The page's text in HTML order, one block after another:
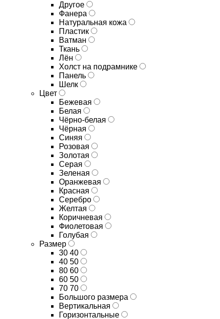
Другое
Фанера
Натуральная кожа
Пластик
Ватман
Ткань
Лён
Холст на подрамнике
Панель
Шелк
Цвет
Бежевая
Белая
Чёрно-белая
Чёрная
Синяя
Розовая
Золотая
Серая
Зеленая
Оранжевая
Красная
Серебро
Желтая
Коричневая
Фиолетовая
Голубая
Размер
30 40
40 50
80 60
60 50
70 70
Большого размера
Вертикальная
Горизонтальные